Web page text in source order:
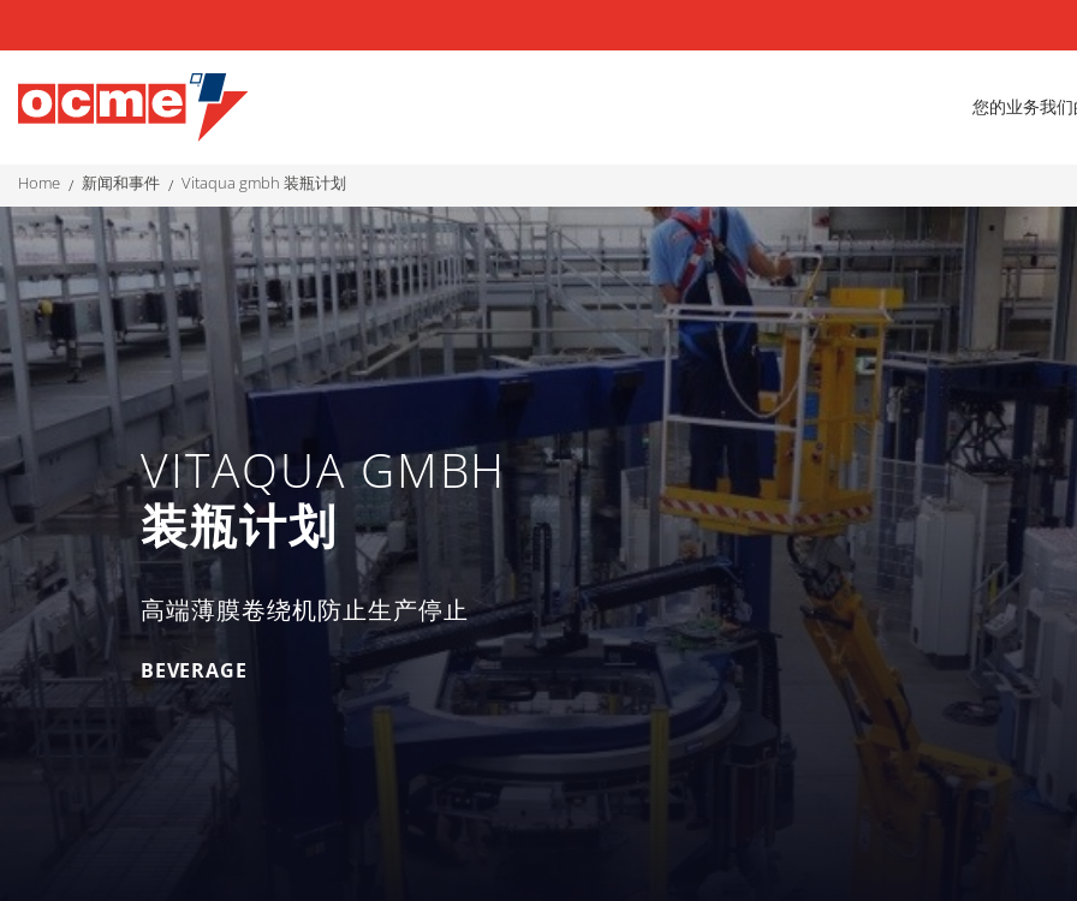
您的业务我
home 新闻和事件 vitaqua gmbh 装瓶计划
VITAQUA GMBH
装瓶计划
高端薄膜卷绕机防止生产停止
BEVERAGE